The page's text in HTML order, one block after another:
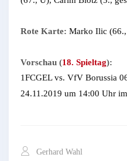
Rote Karte: Marko Ilic
Vorschau (18. Spieltag):
1FCGEL vs. VfV Borussia
24.11.2019 um 14:00 Uhr
Gerhard Wahl